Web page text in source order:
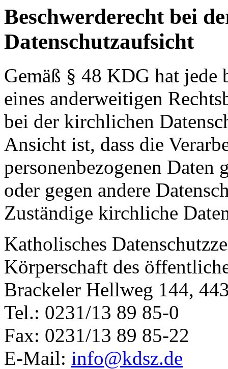
Beschwerderecht bei
Datenschutzaufsicht
Gemäß § 48 KDG hat jede
eines anderweitigen
bei der kirchlichen
Ansicht ist, dass die
personenbezogenen Daten
oder gegen andere
Zuständige kirchliche
Katholisches
Körperschaft des
Brackeler Hellweg 144,
Tel.: 0231/13 89 85-0
Fax: 0231/13 89 85-22
E-Mail: info@kdsz.de